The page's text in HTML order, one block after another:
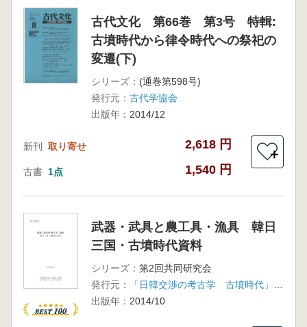
古代文化 第66巻 第3号 特輯:
古墳時代から律令時代への祭祀の
変遷(下)
シリーズ： (通巻第598号)
発行元： 古代学協会
出版年： 2014/12
新刊 取り寄せ 2,618 円
古書 1点 1,540 円
＋
武器・武具と農工具・漁具 韓日
三国・古墳時代資料
シリーズ： 第2回共同研究会
発行元：
出版年： 2014/10